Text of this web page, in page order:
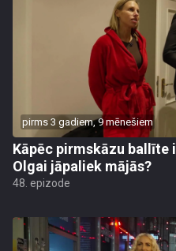
pirms 3 gadiem, 9 mēnešiem
Kāpēc pirmskāzu ballīte
Olgai jāpaliek mājās?
48. epizode